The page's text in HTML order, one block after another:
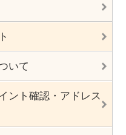
いて
ント確認・アドレス